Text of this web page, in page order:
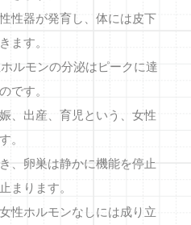
性器が発育し、体には皮下
ます。
ルモンの分泌はピークに達
です。
、出産、育児という、女性
。
、卵巣は静かに機能を停止
まります。
性ホルモンなしには成り立